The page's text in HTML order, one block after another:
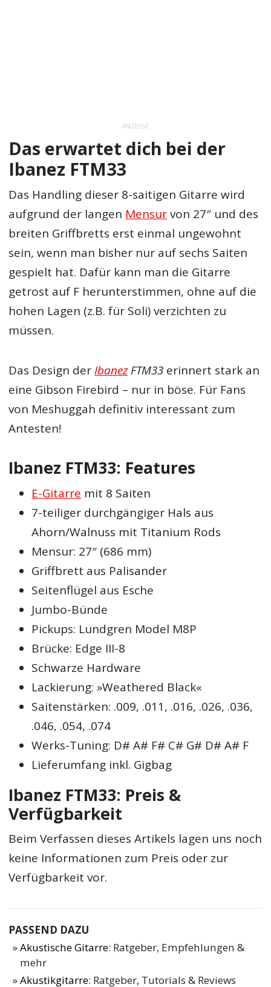
ANZEIGE
Das erwartet dich bei der
Ibanez FTM33
Das Handling dieser 8-saitigen Gitarre wird
aufgrund der langen Mensurvon 27″ und des
breiten Griffbretts erst einmal ungewohnt
sein, wenn man bisher nur auf sechs Saiten
gespielt hat. Dafür kann man die Gitarre
getrost auf F herunterstimmen, ohne auf die
hohen Lagen (z.B. für Soli) verzichten zu
müssen.
Das Design der IbanezFTM33 erinnert stark an
eine Gibson Firebird – nur in böse. Für Fans
von Meshuggah definitiv interessant zum
Antesten!
Ibanez FTM33: Features
E-Gitarre mit 8 Saiten
7-teiliger durchgängiger Hals aus
Ahorn/Walnuss mit Titanium Rods
Mensur: 27″ (686 mm)
Griffbrett aus Palisander
Seitenflügel aus Esche
Jumbo-Bünde
Pickups: Lundgren Model M8P
Brücke: Edge III-8
Schwarze Hardware
Lackierung: »Weathered Black«
Saitenstärken: .009, .011, .016, .026, .036,
.046, .054, .074
Werks-Tuning: D# A# F# C# G# D# A# F
Lieferumfang inkl. Gigbag
Ibanez FTM33: Preis &
Verfügbarkeit
Beim Verfassen dieses Artikels lagen uns noch
keine Informationen zum Preis oder zur
Verfügbarkeit vor.
PASSEND DAZU
Akustische Gitarre: Ratgeber, Empfehlungen &
mehr
Akustikgitarre: Ratgeber, Tutorials & Reviews